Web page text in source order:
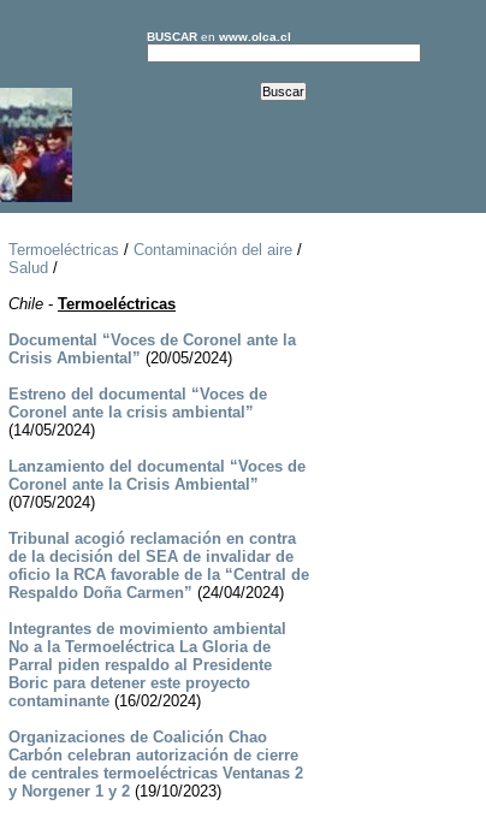
BUSCARen www.olca.cl
Termoeléctricas / Contaminación del aire/
Salud /
Chile- Termoeléctricas
Documental “Voces de Coronel ante la
Crisis Ambiental” (20/05/2024)
Estreno del documental “Voces de
Coronel ante la crisis ambiental”
(14/05/2024)
Lanzamiento del documental “Voces de
Coronel ante la Crisis Ambiental”
(07/05/2024)
Tribunal acogió reclamación en contra
de la decisión del SEA de invalidar de
oficio la RCA favorable de la “Central de
Respaldo Doña Carmen” (24/04/2024)
Integrantes de movimiento ambiental
No a la Termoeléctrica La Gloria de
Parral piden respaldo al Presidente
Boric para detener este proyecto
contaminante(16/02/2024)
Organizaciones de Coalición Chao
Carbón celebran autorización de cierre
de centrales termoeléctricas Ventanas 2
y Norgener 1 y 2(19/10/2023)